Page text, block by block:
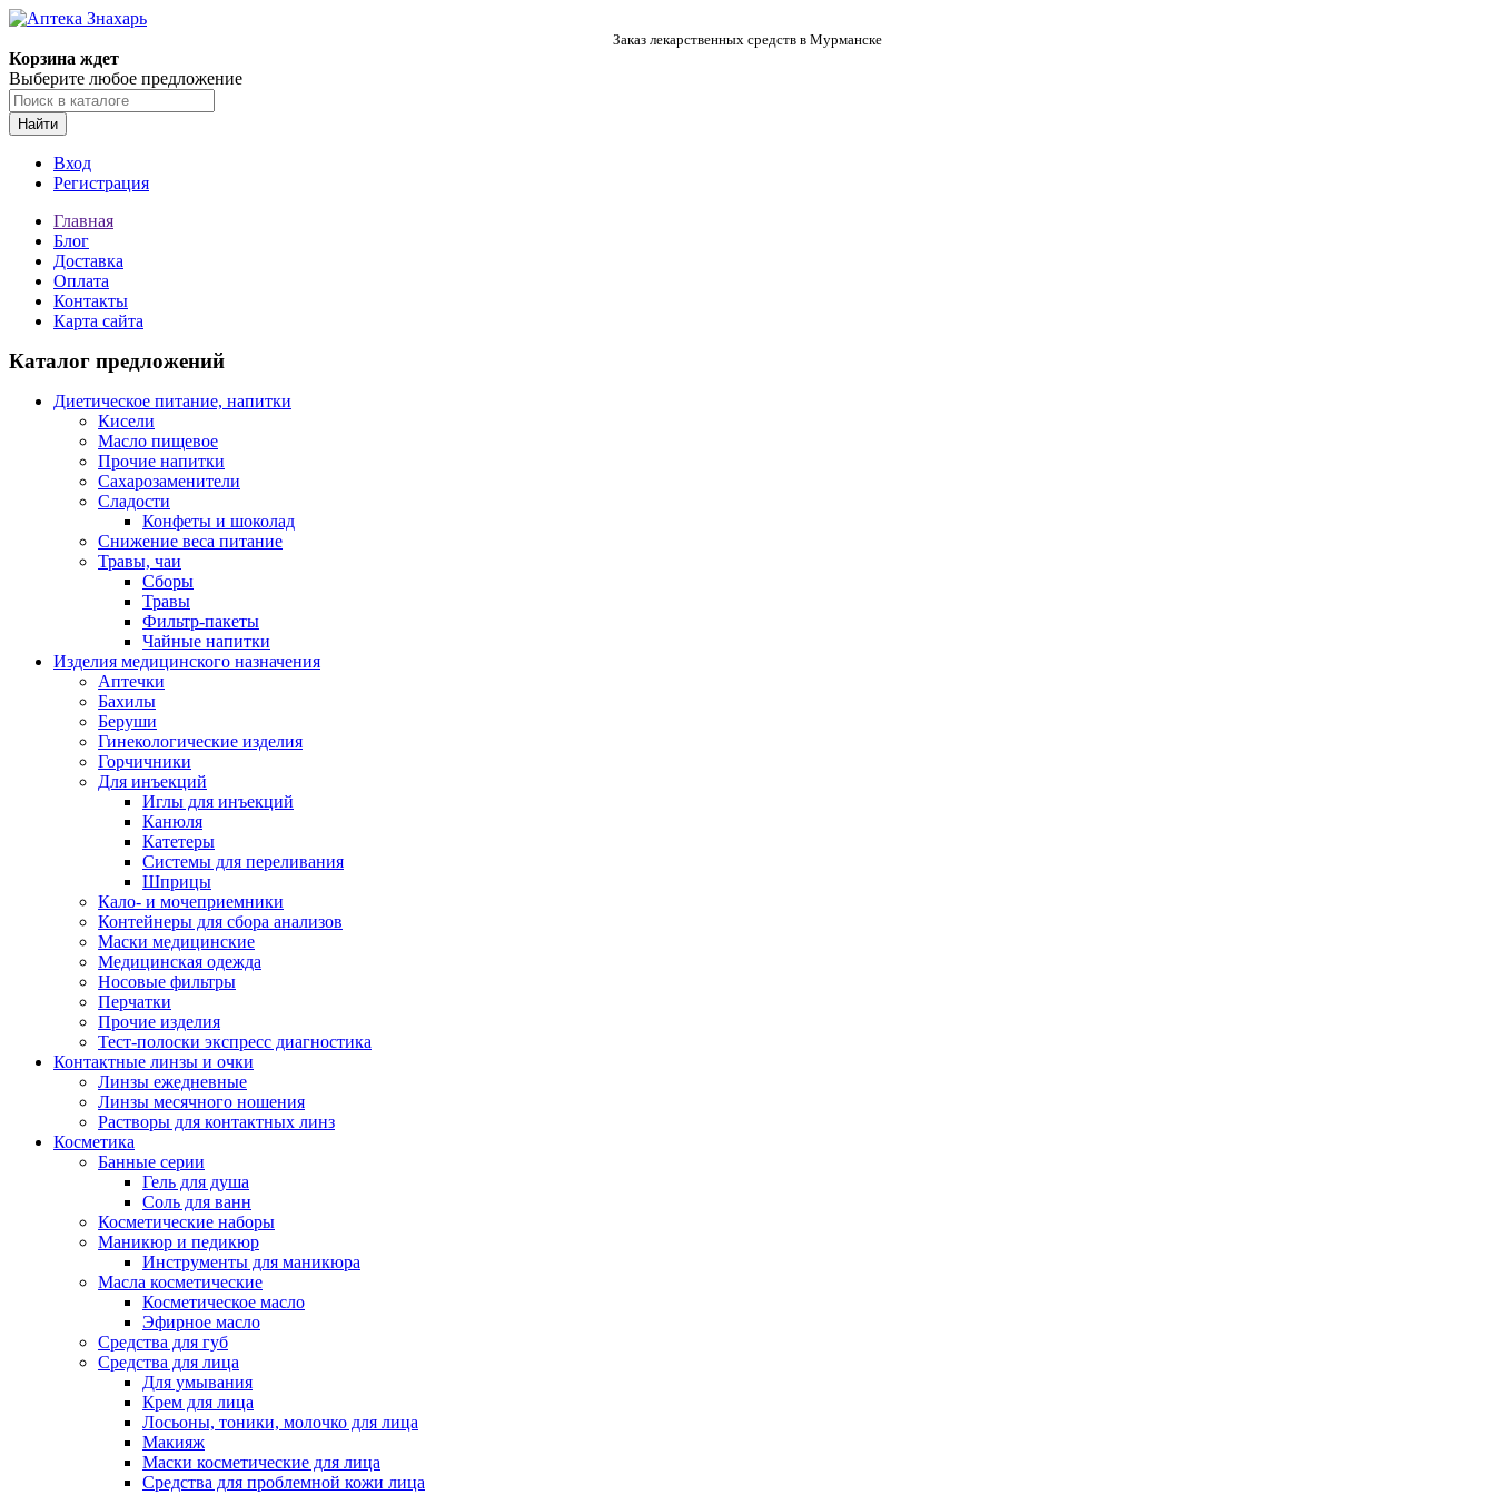
Заказ лекарственных средств в Мурманске
Корзина ждет
Выберите любое предложение
Найти
Вход
Регистрация
Главная
Блог
Доставка
Оплата
Контакты
Карта сайта
Каталог предложений
Диетическое питание, напитки
Кисели
Масло пищевое
Прочие напитки
Сахарозаменители
Сладости
Конфеты и шоколад
Снижение веса питание
Травы, чаи
Сборы
Травы
Фильтр-пакеты
Чайные напитки
Изделия медицинского назначения
Аптечки
Бахилы
Беруши
Гинекологические изделия
Горчичники
Для инъекций
Иглы для инъекций
Канюля
Катетеры
Системы для переливания
Шприцы
Кало- и мочеприемники
Контейнеры для сбора анализов
Маски медицинские
Медицинская одежда
Носовые фильтры
Перчатки
Прочие изделия
Тест-полоски экспресс диагностика
Контактные линзы и очки
Линзы ежедневные
Линзы месячного ношения
Растворы для контактных линз
Косметика
Банные серии
Гель для душа
Соль для ванн
Косметические наборы
Маникюр и педикюр
Инструменты для маникюра
Масла косметические
Косметическое масло
Эфирное масло
Средства для губ
Средства для лица
Для умывания
Крем для лица
Лосьоны, тоники, молочко для лица
Макияж
Маски косметические для лица
Средства для проблемной кожи лица